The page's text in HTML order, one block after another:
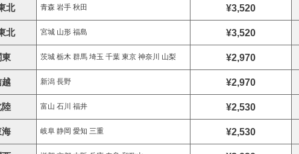
北 青森 岩手 秋田 ¥3,520
北 宮城 山形 福島 ¥3,520
東 茨城 栃木 群馬 埼玉 千葉 東京 神奈川 山梨 ¥2,970
新潟 長野 ¥2,970
富山 石川 福井 ¥2,530
岐阜 静岡 愛知 三重 ¥2,530